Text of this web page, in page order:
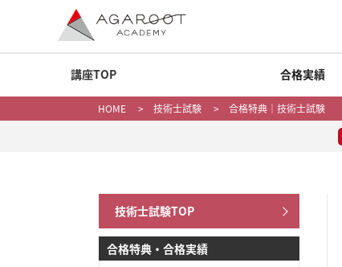
講座TOP 合格実績
HOME > 技術士試験 > 合格特典｜技術士試験
技術士試験TOP
合格特典・合格実績